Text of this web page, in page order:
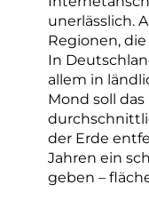
unerlässlich.
Regionen,
In
allem in
Mond soll
der Erde
Jahren ein
geben –